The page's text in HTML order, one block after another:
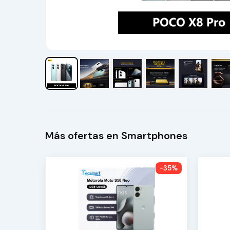
Más ofertas en Smartphones
-35%